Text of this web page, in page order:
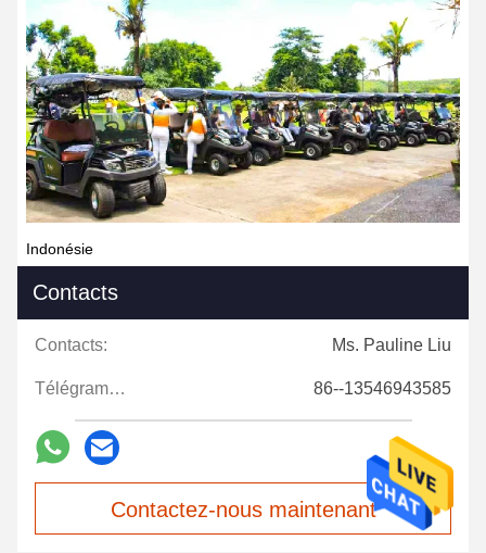
Indonésie
Contacts
Contacts: Ms. Pauline Liu
Télégramme: 86--13546943585
Contactez-nous maintenant